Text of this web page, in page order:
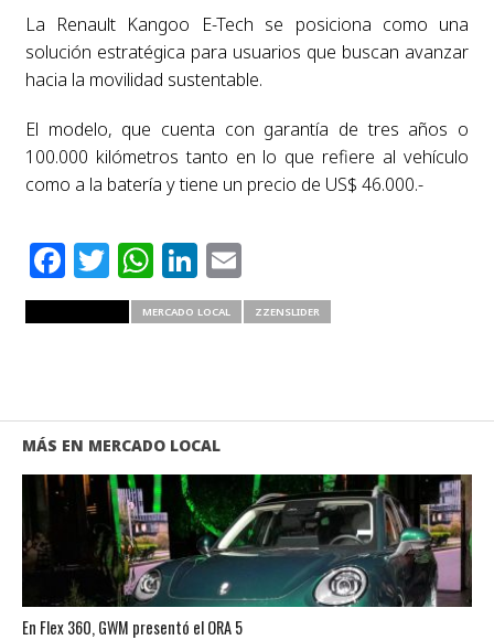
La Renault Kangoo E-Tech se posiciona como una
solución estratégica para usuarios que buscan avanzar
hacia la movilidad sustentable.
El modelo, que cuenta con garantía de tres años o
100.000 kilómetros tanto en lo que refiere al vehículo
como a la batería y tiene un precio de US$ 46.000.-
Facebook
Twitter
WhatsApp
LinkedIn
Email
MERCADO LOCAL ZZENSLIDER
MÁS EN MERCADO LOCAL
En Flex 360, GWM presentó el ORA 5